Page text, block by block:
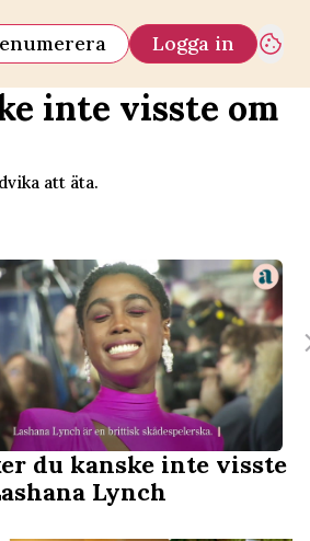
Logga in
inte visste om
att äta.
du kanske inte visste
Lynch